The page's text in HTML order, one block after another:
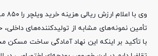
تأمین نمونه‌های مشابه از تولیدکننده‌های
با تأکید بر اینکه این نهاد آمادگی ساخت مسکن